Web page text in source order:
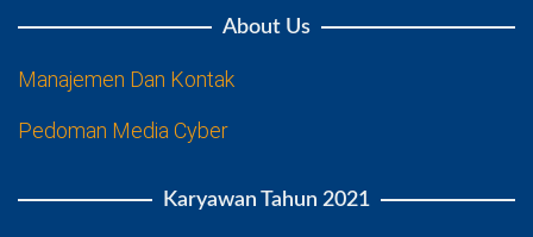
About Us
Manajemen Dan Kontak
Pedoman Media Cyber
Karyawan Tahun 2021